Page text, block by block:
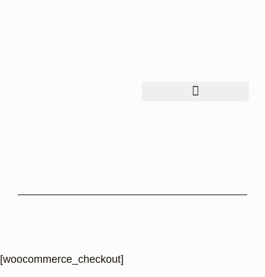
[woocommerce_checkout]